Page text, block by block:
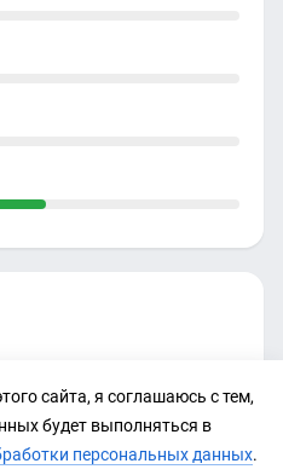
сайта, я соглашаюсь с тем,
будет выполняться в
персональных данных.